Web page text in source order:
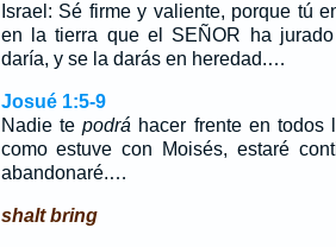
Israel: Sé firme y valiente, porque tú
en la tierra que el SEÑOR ha
daría, y se la darás en heredad.…
Josué 1:5-9
Nadie tepodrá hacer frente en
como estuve con Moisés, estaré
abandonaré.…
shalt bring